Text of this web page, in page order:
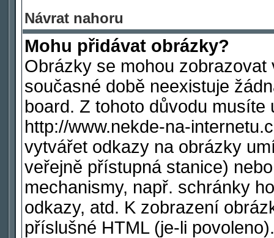
Návrat nahoru
Mohu přidávat obrázky?
Obrázky se mohou
současné době neexistuje
board. Z tohoto důvodu
http://www.nekde-na-
vytvářet odkazy na obrázky
veřejně přístupná stanice)
mechanismy, např. schránky
odkazy, atd. K zobrazení
příslušné HTML (je-li povoleno).